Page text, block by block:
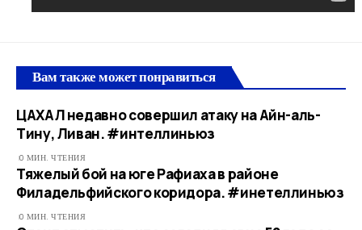
Вам также может понравиться
ЦАХАЛ недавно совершил атаку на Айн-аль-
Тину, Ливан. #интеллиньюз
0 МИН. ЧТЕНИЯ
Тяжелый бой на юге Рафиаха в районе
Филадельфийского коридора. #инетеллиньюз​
0 МИН. ЧТЕНИЯ